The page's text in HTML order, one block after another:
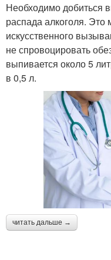
Необходимо добиться
распада алкоголя. Это
искусственного
не спровоцировать
выпивается около 5
в 0,5 л.
читать дальше →